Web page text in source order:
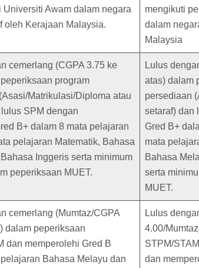
Universiti Awam dalam negara
oleh Kerajaan Malaysia.
mengikuti
dalam
Malaysia
cemerlang (CGPA 3.75 ke
program
Matrikulasi/Diploma atau
SPM dengan
B+ dalam 8 mata pelajaran
pelajaran Matematik, Bahasa
Inggeris serta minimum
peperiksaan MUET.
Lulus
atas) dalam
persediaan
setaraf) dan
Gred B+
mata
Bahasa
serta
MUET.
cemerlang (Mumtaz/CGPA
dalam peperiksaan
dan memperolehi Gred B
Bahasa Melayu dan
Lulus
4.00/
STPM/STAM
dan